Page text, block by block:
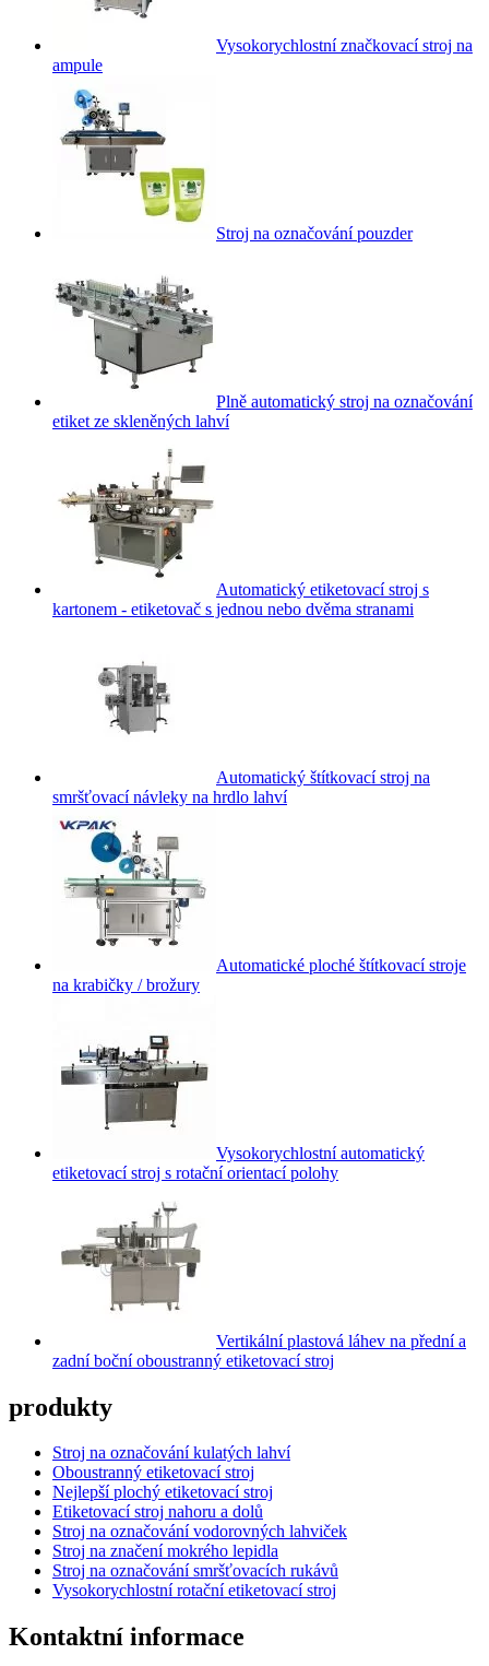
Vysokorychlostní značkovací stroj na
ampule
Stroj na označování pouzder
Plně automatický stroj na označování
etiket ze skleněných lahví
Automatický etiketovací stroj s
kartonem - etiketovač s jednou nebo dvěma stranami
Automatický štítkovací stroj na
smršťovací návleky na hrdlo lahví
Automatické ploché štítkovací stroje
na krabičky / brožury
Vysokorychlostní automatický
etiketovací stroj s rotační orientací polohy
Vertikální plastová láhev na přední a
zadní boční oboustranný etiketovací stroj
produkty
Stroj na označování kulatých lahví
Oboustranný etiketovací stroj
Nejlepší plochý etiketovací stroj
Etiketovací stroj nahoru a dolů
Stroj na označování vodorovných lahviček
Stroj na značení mokrého lepidla
Stroj na označování smršťovacích rukávů
Vysokorychlostní rotační etiketovací stroj
Kontaktní informace